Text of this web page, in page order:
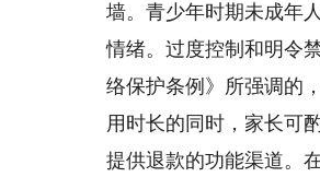
墙。青少年时期未成年
情绪。过度控制和明令
络保护条例》所强调的
用时长的同时，家长可
提供退款的功能渠道。